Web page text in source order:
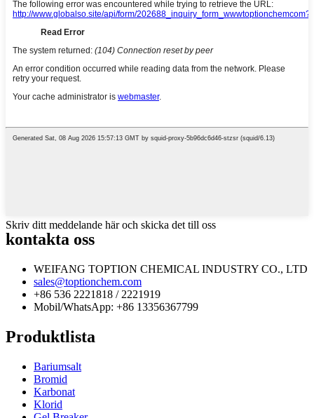
Skriv ditt meddelande här och skicka det till oss
kontakta oss
WEIFANG TOPTION CHEMICAL INDUSTRY CO., LTD
sales@toptionchem.com
+86 536 2221818 / 2221919
Mobil/WhatsApp: +86 13356367799
Produktlista
Bariumsalt
Bromid
Karbonat
Klorid